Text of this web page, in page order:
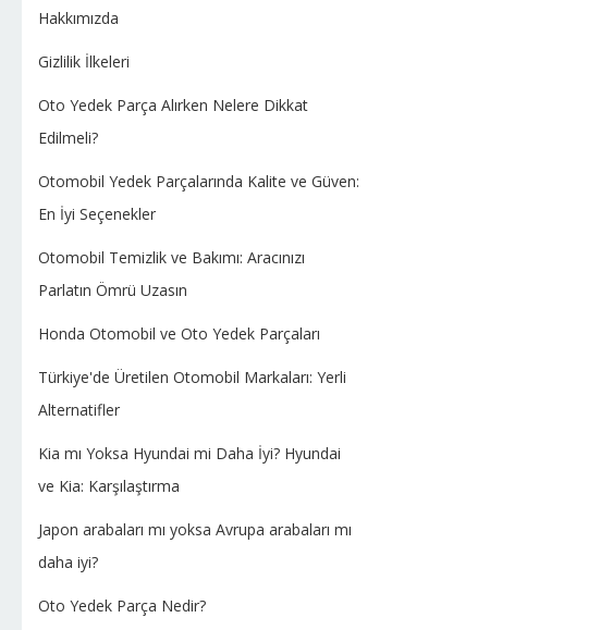
Hakkımızda
Gizlilik İlkeleri
Oto Yedek Parça Alırken Nelere Dikkat
Edilmeli?
Otomobil Yedek Parçalarında Kalite ve Güven:
En İyi Seçenekler
Otomobil Temizlik ve Bakımı: Aracınızı
Parlatın Ömrü Uzasın
Honda Otomobil ve Oto Yedek Parçaları
Türkiye'de Üretilen Otomobil Markaları: Yerli
Alternatifler
Kia mı Yoksa Hyundai mi Daha İyi? Hyundai
ve Kia: Karşılaştırma
Japon arabaları mı yoksa Avrupa arabaları mı
daha iyi?
Oto Yedek Parça Nedir?